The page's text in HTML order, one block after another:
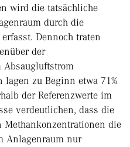
wird die tatsächliche
durch die
Dennoch traten
der
Absaugluftstrom
lagen zu Beginn etwa 71%
der Referenzwerte im
verdeutlichen, dass die
die
Anlagenraum nur